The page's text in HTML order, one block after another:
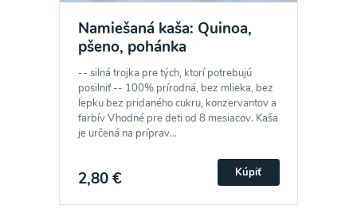
Namiešaná kaša: Quinoa,
pšeno, pohánka
-- silná trojka pre tých, ktorí potrebujú
posilniť -- 100% prírodná, bez mlieka, bez
lepku bez pridaného cukru, konzervantov a
farbív Vhodné pre deti od 8 mesiacov. Kaša
je určená na príprav...
2,80 € Kúpiť